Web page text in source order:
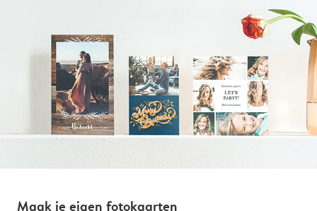
Maak je eigen fotokaarten